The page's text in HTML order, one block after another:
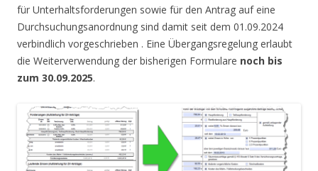
für Unterhaltsforderungen sowie für den Antrag auf eine
Durchsuchungsanordnung sind damit seit dem 01.09.2024
verbindlich vorgeschrieben . Eine Übergangsregelung erlaubt
die Weiterverwendung der bisherigen Formulare noch bis
zum 30.09.2025.